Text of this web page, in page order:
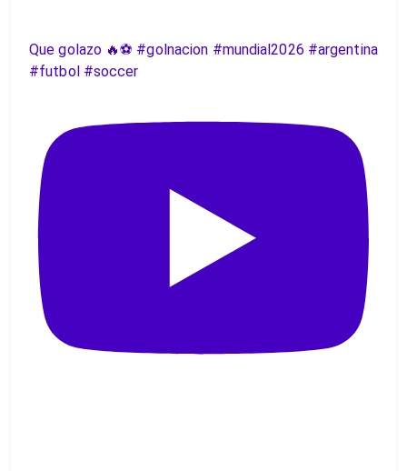
Que golazo 🔥⚽️ #golnacion #mundial2026 #argentina
#futbol #soccer